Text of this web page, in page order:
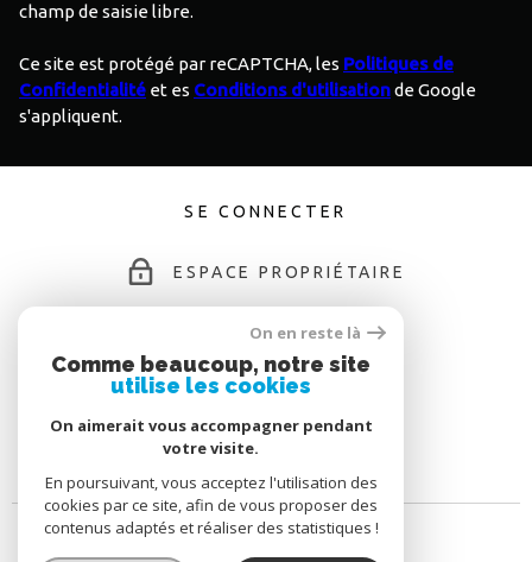
champ de saisie libre.
Ce site est protégé par reCAPTCHA, les Politiques de
Confidentialité et es Conditions d'utilisationde Google
s'appliquent.
SE CONNECTER
ESPACE PROPRIÉTAIRE
ADHÉRENTS
On en reste là
Comme beaucoup, notre site
utilise les cookies
On aimerait vous accompagner pendant
votre visite.
En poursuivant, vous acceptez l'utilisation des
cookies par ce site, afin de vous proposer des
contenus adaptés et réaliser des statistiques !